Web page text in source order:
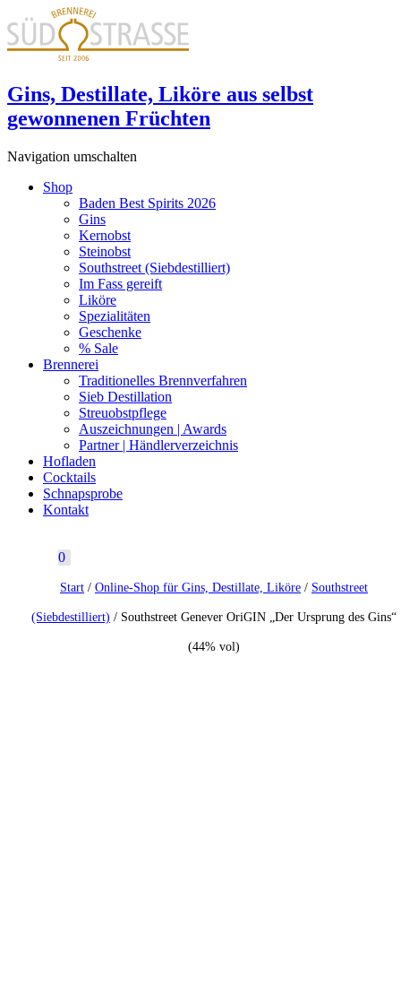
Gins, Destillate, Liköre aus selbst
gewonnenen Früchten
Navigation umschalten
Shop
Baden Best Spirits 2026
Gins
Kernobst
Steinobst
Southstreet (Siebdestilliert)
Im Fass gereift
Liköre
Spezialitäten
Geschenke
% Sale
Brennerei
Traditionelles Brennverfahren
Sieb Destillation
Streuobstpflege
Auszeichnungen | Awards
Partner | Händlerverzeichnis
Hofladen
Cocktails
Schnapsprobe
Kontakt
0
Start / Online-Shop für Gins, Destillate, Liköre / Southstreet
(Siebdestilliert) / Southstreet Genever OriGIN „Der Ursprung des Gins“
(44% vol)